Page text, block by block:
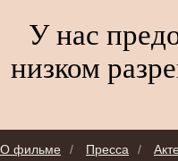
У нас
низком
О фильме / Пресса /